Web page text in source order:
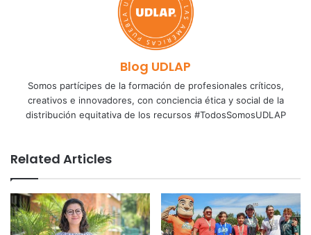
Blog UDLAP
Somos partícipes de la formación de profesionales críticos,
creativos e innovadores, con conciencia ética y social de la
distribución equitativa de los recursos #TodosSomosUDLAP
Related Articles